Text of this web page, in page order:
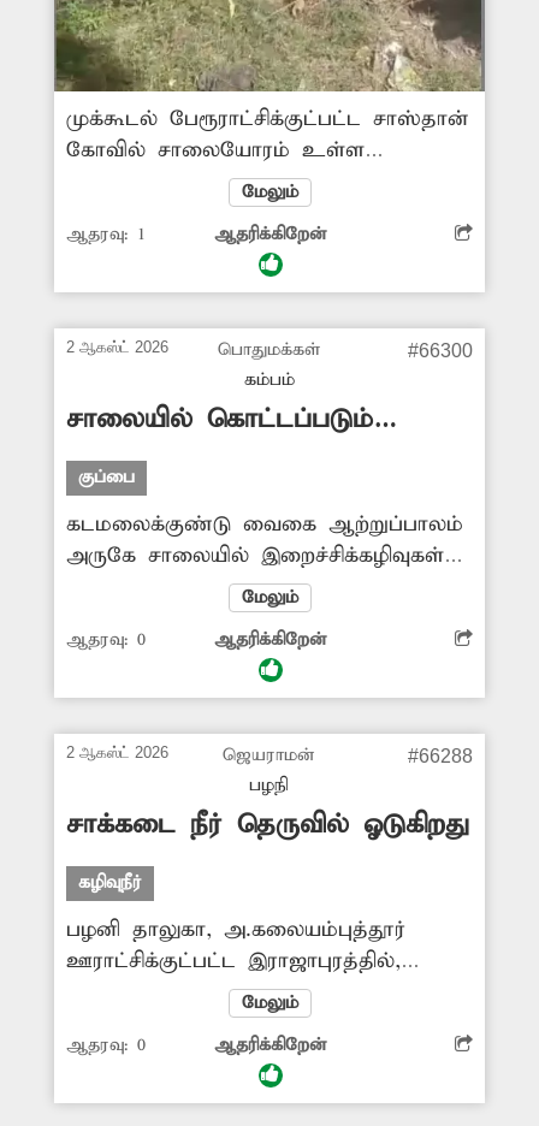
முக்கூடல் பேரூராட்சிக்குட்பட்ட சாஸ்தான்
கோவில் சாலையோரம் உள்ள
கழிவுநீரோடை முழுமையாக கட்டி
முடிக்கப்படாமல் உள்ளது. இதனால்
அங்கு கழிவுநீர் தேங்கி கிடக்கிறது.
இதனால் துர்நாற்றம் மற்றும் கொசு
சம்பந்தப்பட்ட அதிகாரிகள் வாறுகாலை
முழுமையாக கட்டி கழிவுநீர் தேங்காமல்
நடவடிக்கை எடுக்க வேண்டுகிறேன்.
மேலும்
ஆதரவு: 1 ஆதரிக்கிறேன்
2 ஆகஸ்ட் 2026
பொதுமக்கள்
கம்பம்
#66300
சாலையில் கொட்டப்படும்
இறைச்சிக்கழிவுகள்
குப்பை
கடமலைக்குண்டு வைகை ஆற்றுப்பாலம்
அருகே சாலையில் இறைச்சிக்கழிவுகள்
வீசப்படுகின்றன. இதனால் அந்த பகுதி
முழுவதும் துர்நாற்றம் வீசுவதுடன்
சுகாதாரக்கேடும் ஏற்பட்டுள்ளது. மேலும்
பொதுமக்களுக்கு நோய் பரவும்
வீசப்பட்ட இறைச்சிக்கழிவுகளை
அகற்றுவதுடன் அவற்றை கொட்டுபவர்கள்
மீதும் கடும் நடவடிக்கை எடுக்க
வேண்டும். -ஊர்மக்கள்,
மேலும்
ஆதரவு: 0 ஆதரிக்கிறேன்
2 ஆகஸ்ட் 2026
ஜெயராமன்
பழநி
#66288
சாக்கடை நீர் தெருவில் ஓடுகிறது
கழிவுநீர்
பழனி தாலுகா, அ.கலையம்புத்தூர்
ஊராட்சிக்குட்பட்ட இராஜாபுரத்தில்,
வடக்குத் தெருவில் சாக்கடை வசதிகள்
முறையாக அமைக்கப்படாமலும், அவை
சுத்தம் செய்யப்படாமலும் உள்ளன.
இதனால் சாக்கடை நீர் தெருக்களில்
மேலும்
ஆதரவு: 0 ஆதரிக்கிறேன்